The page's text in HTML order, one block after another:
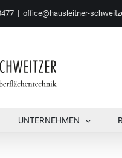
| office@hausleitner-
UNTERNEHMEN